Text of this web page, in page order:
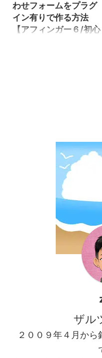
わせフォームをプラグ
イン有りで作る方法
【アフィンガー６/初心
は出てくるんですが、現在の
画面と違っており同じ様に出
来なかったのです。 アフィン
ガー５とアフィンガー６の違
いとか、クラッシックエディ
タとブロックエディタの違い
数日後にやっと気づいて最新
版のお問い合わせフォーム作
成記事を見てやっと出来まし
ザル
２００９年４月か